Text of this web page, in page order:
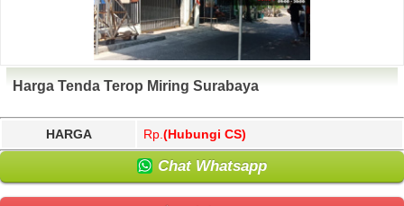
Harga Tenda Terop Miring Surabaya
HARGA Rp. (Hubungi CS)
Chat Whatsapp